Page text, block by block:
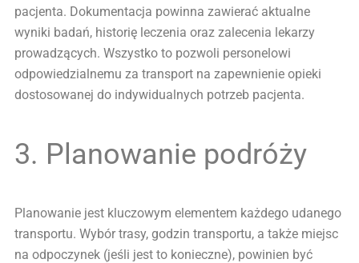
pacjenta. Dokumentacja powinna zawierać aktualne
wyniki badań, historię leczenia oraz zalecenia lekarzy
prowadzących. Wszystko to pozwoli personelowi
odpowiedzialnemu za transport na zapewnienie opieki
dostosowanej do indywidualnych potrzeb pacjenta.
3. Planowanie podróży
Planowanie jest kluczowym elementem każdego udanego
transportu. Wybór trasy, godzin transportu, a także miejsc
na odpoczynek (jeśli jest to konieczne), powinien być